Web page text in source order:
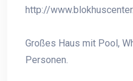
http://
Großes Haus mit Pool,
Personen.